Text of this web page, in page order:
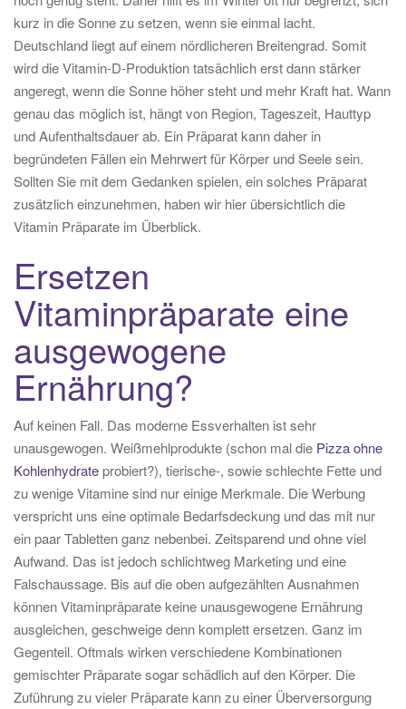
kurz in die Sonne zu setzen, wenn sie einmal lacht.
Deutschland liegt auf einem nördlicheren Breitengrad. Somit
wird die Vitamin-D-Produktion tatsächlich erst dann stärker
angeregt, wenn die Sonne höher steht und mehr Kraft hat. Wann
genau das möglich ist, hängt von Region, Tageszeit, Hauttyp
und Aufenthaltsdauer ab. Ein Präparat kann daher in
begründeten Fällen ein Mehrwert für Körper und Seele sein.
Sollten Sie mit dem Gedanken spielen, ein solches Präparat
zusätzlich einzunehmen, haben wir hier übersichtlich die
Vitamin Präparate im Überblick.
Ersetzen
Vitaminpräparate eine
ausgewogene
Ernährung?
Auf keinen Fall. Das moderne Essverhalten ist sehr
unausgewogen. Weißmehlprodukte (schon mal die Pizza ohne
Kohlenhydrateprobiert?), tierische-, sowie schlechte Fette und
zu wenige Vitamine sind nur einige Merkmale. Die Werbung
verspricht uns eine optimale Bedarfsdeckung und das mit nur
ein paar Tabletten ganz nebenbei. Zeitsparend und ohne viel
Aufwand. Das ist jedoch schlichtweg Marketing und eine
Falschaussage. Bis auf die oben aufgezählten Ausnahmen
können Vitaminpräparate keine unausgewogene Ernährung
ausgleichen, geschweige denn komplett ersetzen. Ganz im
Gegenteil. Oftmals wirken verschiedene Kombinationen
gemischter Präparate sogar schädlich auf den Körper. Die
Zuführung zu vieler Präparate kann zu einer Überversorgung